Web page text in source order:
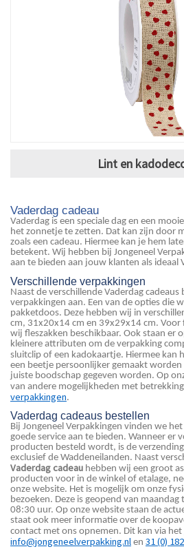
Lint en
Vaderdag cadeau
Vaderdag is een speciale dag en een
het zonnetje te zetten. Dat kan zijn door
zoals een cadeau. Hiermee kan je hem
betekent. Wij hebben bij Jongeneel
aan te bieden aan jouw klanten als ideaal
Verschillende verpakkingen
Naast de verschillende Vaderdag
verpakkingen aan. Een van de opties die
pakketdoos. Deze hebben wij in
cm, 31x20x14 cm en 39x29x14 cm. Voor
wij fleszakken beschikbaar. Ook staan er
kleinere attributen om de verpakking
sluitclip of een kadokaartje. Hiermee kan
een beetje persoonlijker gemaakt worden
juiste boodschap gegeven worden. Op
van andere mogelijkheden met
verpakkingen.
Vaderdag cadeaus bestellen
Bij Jongeneel Verpakkingen vinden we
goede service aan te bieden. Wanneer er
producten besteld wordt, is de
exclusief de Waddeneilanden. Naast
Vaderdag cadeau hebben wij een groot
producten voor in de winkel of etalage,
onze website. Het is mogelijk om onze
bezoeken. Deze is geopend van
08:30 uur. Op onze website staan de
staat ook meer informatie over de
contact met ons opnemen. Dit kan via het
info@jongeneelverpakking.nl en 31 (0)